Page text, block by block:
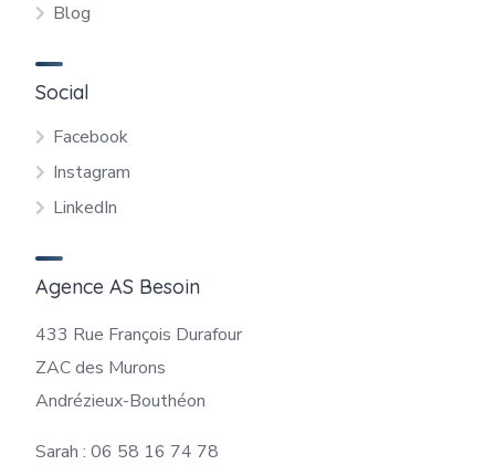
Blog
Social
Facebook
Instagram
LinkedIn
Agence AS Besoin
433 Rue François Durafour
ZAC des Murons
Andrézieux-Bouthéon
Sarah : 06 58 16 74 78